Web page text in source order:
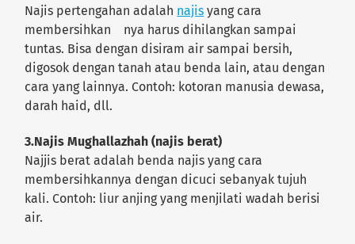
Najis pertengahan adalah najis yang cara
membersihkan nya harus dihilangkan sampai
tuntas. Bisa dengan disiram air sampai bersih,
digosok dengan tanah atau benda lain, atau dengan
cara yang lainnya. Contoh: kotoran manusia dewasa,
darah haid, dll.
3.Najis Mughallazhah (najis berat)
Najjis berat adalah benda najis yang cara
membersihkannya dengan dicuci sebanyak tujuh
kali. Contoh: liur anjing yang menjilati wadah berisi
air.